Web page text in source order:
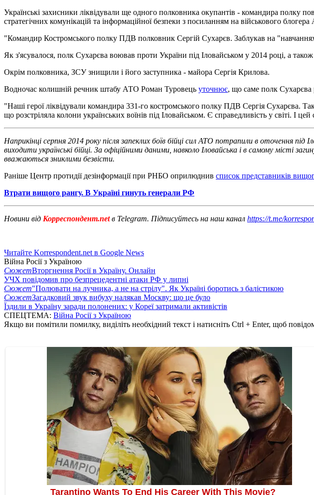
Українські захисники ліквідували ще одного полковника окупантів - командира полку
стратегічних комунікацій та інформаційної безпеки з посиланням на військового
"Командир Костромського полку ПДВ полковник Сергій Сухарєв. Заблукав на
Як з'ясувалося, полк Сухарєва воював проти України під Іловайськом у 2014 році, а
Окрім полковника, ЗСУ знищили і його заступника - майора Сергія Крилова.
Водночас колишній речник штабу АТО Роман Туровець уточнює, що саме полк Сухарєва
"Наші герої ліквідували командира 331-го костромського полку ПДВ Сергія Сухарєва.
що розстріляла колони українських воїнів під Іловайськом. Є справедливість у світі. І
Наприкінці серпня 2014 року після запеклих боїв бійці сил АТО потрапили в оточення під
виходити українські бійці. За офіційними даними, навколо Іловайська і в самому місті
вважаються зниклими безвісти.
Раніше Центр протидії дезінформації при РНБО оприлюднив список представників
Втрати вищого рангу. В Україні гинуть генерали РФ
Новини від Корреспондент.netв Telegram. Підписуйтесь на наш канал https://t.me/
Читайте Korrespondent.net в Google News
Війна Росії з Україною
СюжетВторгнення Росії в Україну. Онлайн
УЧХ повідомив про безпрецедентні атаки РФ у липні
Сюжет"Полювати на лучника, а не на стрілу". Як Україні боротись з балістикою
СюжетЗагадковий звук вибуху налякав Москву: що це було
Їздили в Україну заради полонених: у Кореї затримали активістів
СПЕЦТЕМА: Війна Росії з Україною
Якщо ви помітили помилку, виділіть необхідний текст і натисніть Ctrl + Enter, щоб